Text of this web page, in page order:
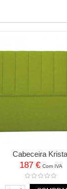
Cabeceira
187 € Com IVA